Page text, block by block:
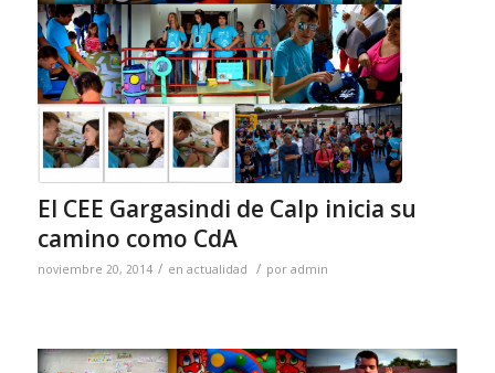
El CEE Gargasindi de Calp inicia su
camino como CdA
noviembre 20, 2014 / en actualidad / por admin